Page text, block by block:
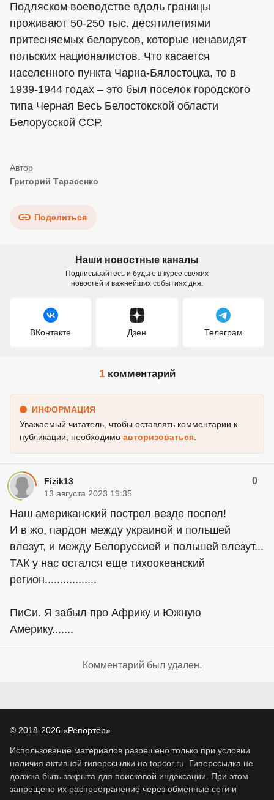
Подляском воеводстве вдоль границы
проживают 50-250 тыс. десятилетиями
притесняемых белорусов, которые ненавидят
польских националистов. Что касается
населенного пункта Чарна-Бялостоцка, то в
1939-1944 годах – это был поселок городского
типа Черная Весь Белостокской области
Белорусской ССР.
Григорий Тарасенко
Поделиться
Наши новостные каналы
Подписывайтесь и будьте в курсе свежих
новостей и важнейших событиях дня.
ВКонтакте Дзен Телеграм
1комментарий
ИНФОРМАЦИЯ
Уважаемый читатель, чтобы оставлять комментарии к
публикации, необходимо авторизоваться.
Fizik13 0
13 августа 2023 19:35
Наш американский пострел везде поспел!
И в жо, пардон между украиной и польшей
влезут, и между Белоруссией и польшей влезут...
ТАК у нас остался еще тихоокеанский
регион.................
ПиСи. Я забыл про Африку и Южную
Америку.......
Комментарий был удален.
© 2018-2026 «Репортёр»
Использование материалов разрешено только при условии
наличия активной гиперссылки на topcor.ru. Гиперссылка не
должна быть закрыта для поисковой индексации. При этом
запрещено их распространение через обменные сети и